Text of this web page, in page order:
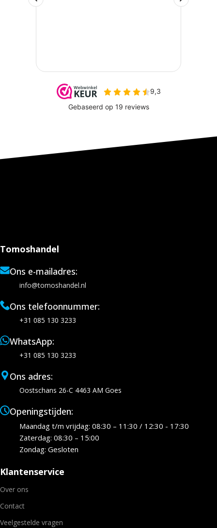
Tomoshandel
Ons e-mailadres:
info@tomoshandel.nl
Ons telefoonnummer:
+31 085 130 3233
WhatsApp:
+31 085 130 3233
Ons adres:
Oostschans 26-C 4463 AM Goes
Openingstijden:
Maandag t/m vrijdag: 08:30 – 11:30 / 12:30 - 17:30
Zaterdag: 08:30 – 15:00
Zondag: Gesloten
Klantenservice
Over ons
Contact
Veelgestelde vragen